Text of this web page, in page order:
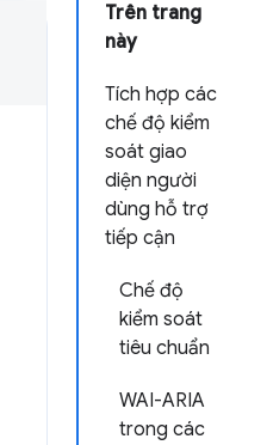
Trên trang
này
Tích hợp các
chế độ kiểm
soát giao
diện người
dùng hỗ trợ
tiếp cận
Chế độ
kiểm soát
tiêu chuẩn
WAI-ARIA
trong các